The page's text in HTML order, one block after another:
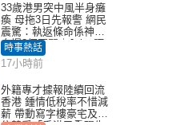
33歲港男突中風半身癱
瘓 母拖3日先報警 網民
震驚：執返條命係神蹟
自爆2個惡習｜Juicy叮
時事熱話
17小時前
外籍專才據報陸續回流
香港 鍾情低稅率不惜減
薪 帶動寫字樓豪宅及學